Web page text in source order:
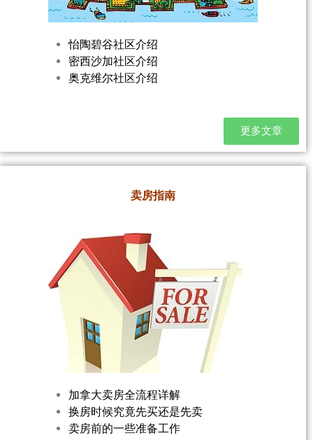
怡陶碧谷社区介绍
密西沙加社区介绍
奥克维尔社区介绍
更多文章
卖房指南
加拿大卖房全流程详解
换房时候究竟先买还是先卖
卖房前的一些准备工作